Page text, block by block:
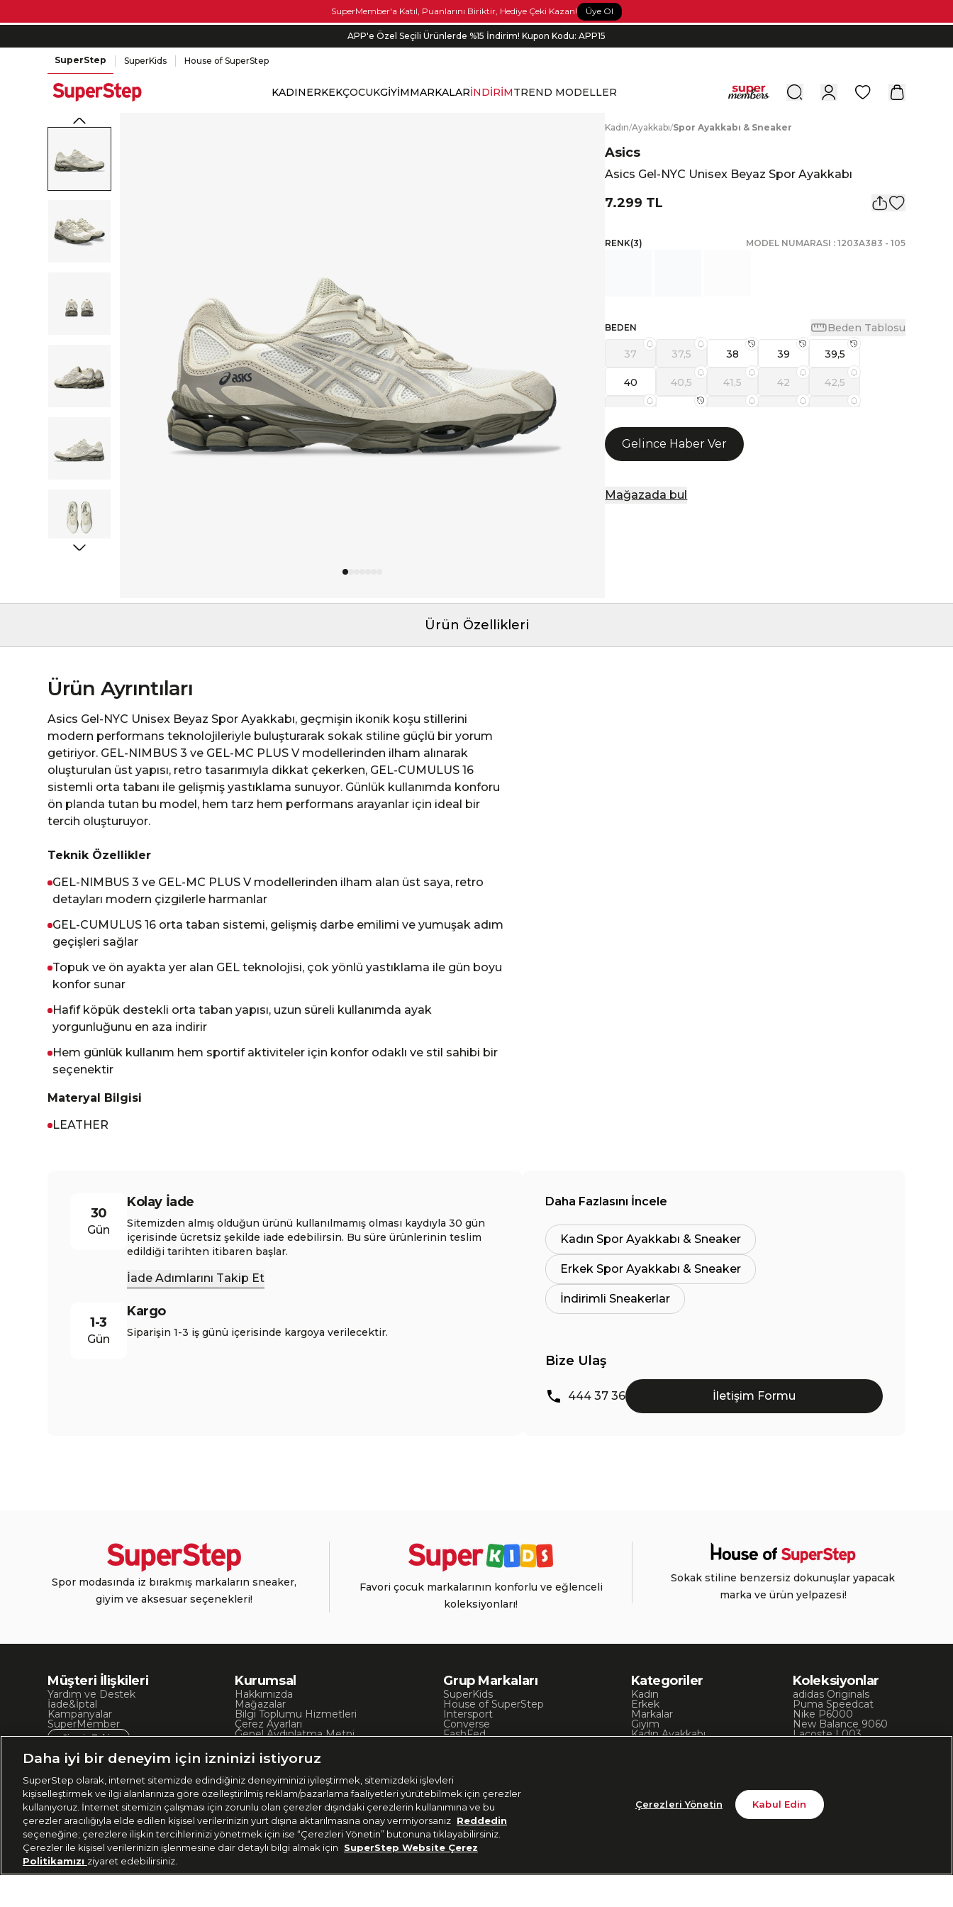
SuperMember'a Katıl, Puanlarını Biriktir, Hediye Çeki Kazan! Üye Ol
APP'e Özel Seçili Ürünlerde %15 İndirim! Kupon Kodu: APP15
SuperStep SuperKids House of SuperStep
KADINERKEKÇOCUKGİYİMMARKALARİNDİRİMTREND MODELLER 0
Kadın/Ayakkabı/Spor Ayakkabı & Sneaker
Asics
Asics Gel-NYC Unisex Beyaz Spor Ayakkabı
7.299 TL
RENK(3) MODEL NUMARASI : 1203A383 - 105
BEDEN Beden Tablosu
37 37,5 38 39 39,5
40 40,5 41,5 42 42,5
Gelince Haber Ver
Mağazada bul
Ürün Özellikleri
Ürün Ayrıntıları
Asics Gel-NYC Unisex Beyaz Spor Ayakkabı, geçmişin ikonik koşu stillerini
modern performans teknolojileriyle buluşturarak sokak stiline güçlü bir yorum
getiriyor. GEL-NIMBUS 3 ve GEL-MC PLUS V modellerinden ilham alınarak
oluşturulan üst yapısı, retro tasarımıyla dikkat çekerken, GEL-CUMULUS 16
sistemli orta tabanı ile gelişmiş yastıklama sunuyor. Günlük kullanımda konforu
ön planda tutan bu model, hem tarz hem performans arayanlar için ideal bir
tercih oluşturuyor.
Teknik Özellikler
GEL-NIMBUS 3 ve GEL-MC PLUS V modellerinden ilham alan üst saya, retro
detayları modern çizgilerle harmanlar
GEL-CUMULUS 16 orta taban sistemi, gelişmiş darbe emilimi ve yumuşak adım
geçişleri sağlar
Topuk ve ön ayakta yer alan GEL teknolojisi, çok yönlü yastıklama ile gün boyu
konfor sunar
Hafif köpük destekli orta taban yapısı, uzun süreli kullanımda ayak
yorgunluğunu en aza indirir
Hem günlük kullanım hem sportif aktiviteler için konfor odaklı ve stil sahibi bir
seçenektir
Materyal Bilgisi
LEATHER
30
Gün
Kolay İade
Sitemizden almış olduğun ürünü kullanılmamış olması kaydıyla 30 gün
içerisinde ücretsiz şekilde iade edebilirsin. Bu süre ürünlerinin teslim
edildiği tarihten itibaren başlar.
İade Adımlarını Takip Et
1-3
Gün
Kargo
Siparişin 1-3 iş günü içerisinde kargoya verilecektir.
Daha Fazlasını İncele
Kadın Spor Ayakkabı & Sneaker
Erkek Spor Ayakkabı & Sneaker
İndirimli Sneakerlar
Bize Ulaş
444 37 36 İletişim Formu
Spor modasında iz bırakmış markaların sneaker,
giyim ve aksesuar seçenekleri!
Favori çocuk markalarının konforlu ve eğlenceli
koleksiyonları!
Sokak stiline benzersiz dokunuşlar yapacak
marka ve ürün yelpazesi!
Müşteri İlişkileri
Yardım ve Destek
İade&İptal
Kampanyalar
SuperMember
Sipariş Takip
Kurumsal
Hakkımızda
Mağazalar
Bilgi Toplumu Hizmetleri
Çerez Ayarları
Genel Aydınlatma Metni
Site Haritası
İşlem Rehberi
Grup Markaları
SuperKids
House of SuperStep
Intersport
Converse
FashFed
Occassion
UNITED4
Kategoriler
Kadın
Erkek
Markalar
Giyim
Kadın Ayakkabı
Koleksiyonlar
adidas Originals
Puma Speedcat
Nike P6000
New Balance 9060
Lacoste L003
Daha iyi bir deneyim için izninizi istiyoruz
SuperStep olarak, internet sitemizde edindiğiniz deneyiminizi iyileştirmek, sitemizdeki işlevleri
kişiselleştirmek ve ilgi alanlarınıza göre özelleştirilmiş reklam/pazarlama faaliyetleri yürütebilmek için çerezler
kullanıyoruz. İnternet sitemizin çalışması için zorunlu olan çerezler dışındaki çerezlerin kullanımına ve bu
çerezler aracılığıyla elde edilen kişisel verilerinizin yurt dışına aktarılmasına onay vermiyorsanız Reddedin
seçeneğine; çerezlere ilişkin tercihlerinizi yönetmek için ise “Çerezleri Yönetin” butonuna tıklayabilirsiniz.
Çerezler ile kişisel verilerinizin işlenmesine dair detaylı bilgi almak için
SuperStep Website Çerez
Politikamızı ziyaret edebilirsiniz.
Çerezleri Yönetin Kabul Edin